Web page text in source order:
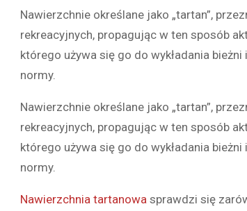
Nawierzchnie określane jako „tartan”,
rekreacyjnych, propagując w ten sposób
którego używa się go do wykładania
normy.
Nawierzchnie określane jako „tartan”,
rekreacyjnych, propagując w ten sposób
którego używa się go do wykładania
normy.
Nawierzchnia tartanowa sprawdzi się